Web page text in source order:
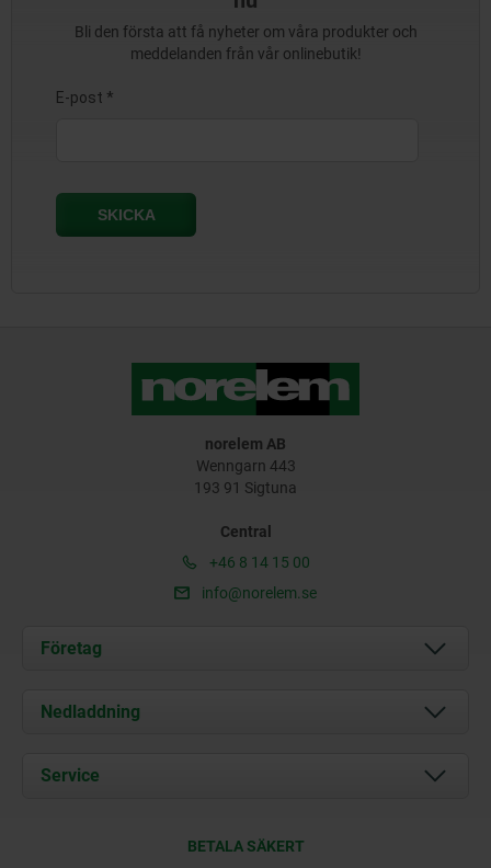
Bli den första att få nyheter om våra produkter och
meddelanden från vår onlinebutik!
norelem AB
Wenngarn 443
193 91 Sigtuna
Central
+46 8 14 15 00
info@norelem.se
Företag
Om oss
Kontakt
Nedladdning
Documents
Service
BETALA SÄKERT